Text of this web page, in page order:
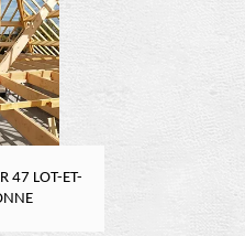
47 LOT-ET-